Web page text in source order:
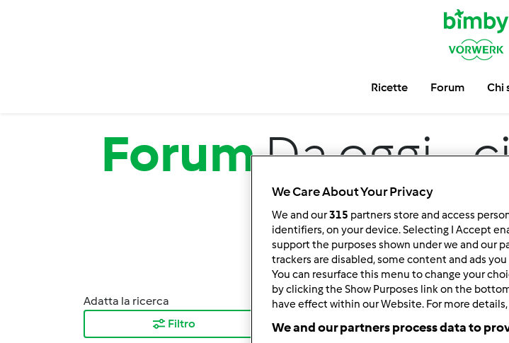
Ricette Forum Chi
ForumDa oggi...
Adatta la ricerca
Filtro
Ordina per:
I risultati più recenti
10
We Care About Your Privacy
We and our315 partners store and access
identifiers, on your device. Selecting I Accept
support the purposes shown under we and our
trackers are disabled, some content and ads
You can resurface this menu to change your
by clicking the Show Purposes link on the
have effect within our Website. For more
We and our partners process data to